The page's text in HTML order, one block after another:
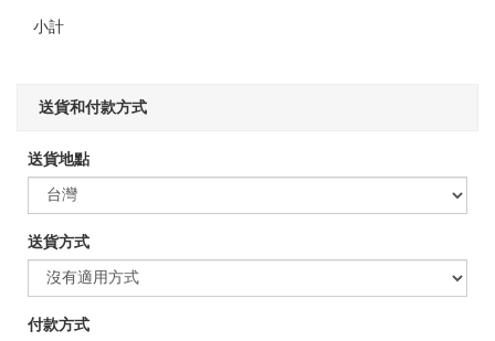
小計
送貨和付款方式
送貨地點
送貨方式
付款方式